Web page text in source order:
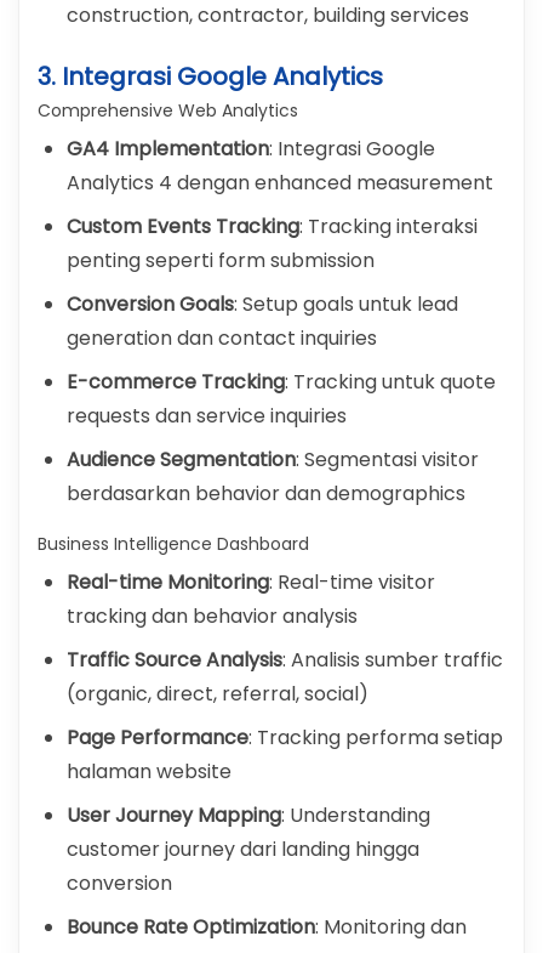
construction, contractor, building services
3. Integrasi Google Analytics
Comprehensive Web Analytics
GA4 Implementation: Integrasi Google
Analytics 4 dengan enhanced measurement
Custom Events Tracking: Tracking interaksi
penting seperti form submission
Conversion Goals: Setup goals untuk lead
generation dan contact inquiries
E-commerce Tracking: Tracking untuk quote
requests dan service inquiries
Audience Segmentation: Segmentasi visitor
berdasarkan behavior dan demographics
Business Intelligence Dashboard
Real-time Monitoring: Real-time visitor
tracking dan behavior analysis
Traffic Source Analysis: Analisis sumber traffic
(organic, direct, referral, social)
Page Performance: Tracking performa setiap
halaman website
User Journey Mapping: Understanding
customer journey dari landing hingga
conversion
Bounce Rate Optimization: Monitoring dan